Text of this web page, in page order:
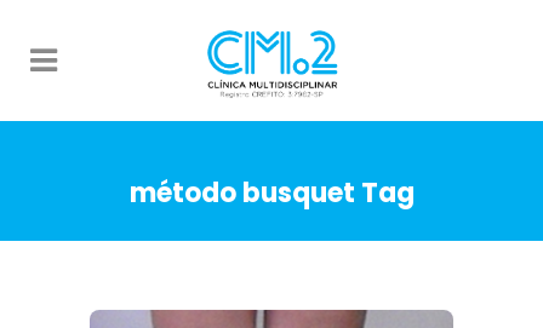
método busquet Tag